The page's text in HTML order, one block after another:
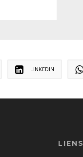
LINKEDIN
LIENS